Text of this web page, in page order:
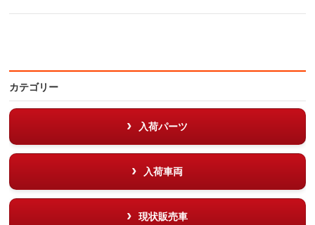
カテゴリー
入荷パーツ
入荷車両
現状販売車